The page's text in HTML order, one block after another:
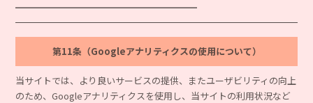
━━━━━━━━━━━━━━━━━━━━
第11条（Googleアナリティクスの使用について）
当サイトでは、より良いサービスの提供、またユーザビリティの向上
のため、Googleアナリティクスを使用し、当サイトの利用状況など